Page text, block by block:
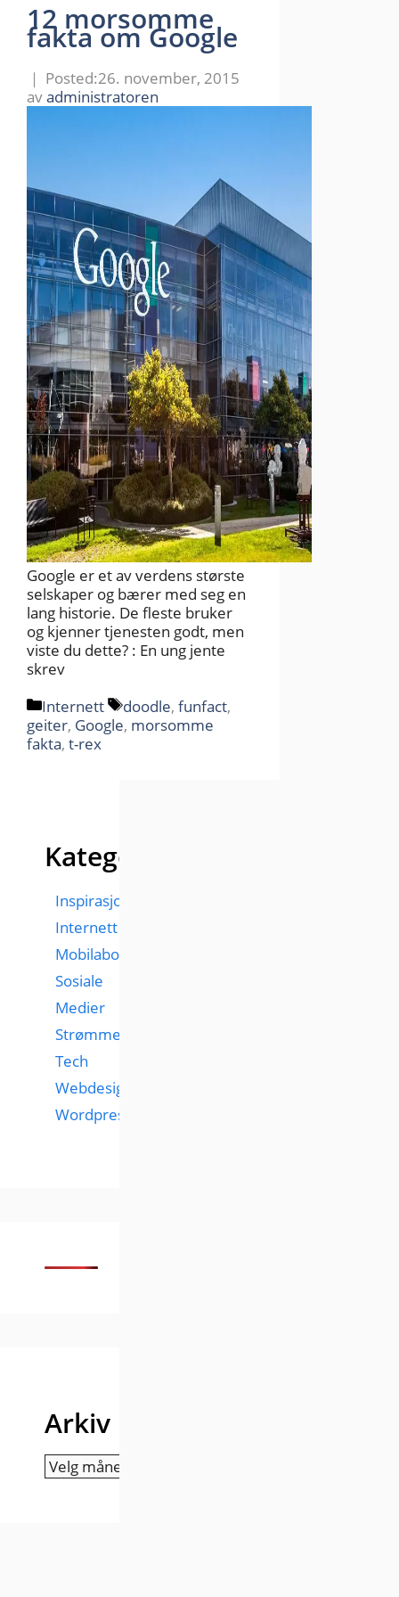
12 morsomme
fakta om Google
26. november, 2015
avadministratoren
Google er et av verdens største
selskaper og bærer med seg en
lang historie. De fleste bruker
og kjenner tjenesten godt, men
viste du dette? : En ung jente
skrev
Kategorier
Internett Stikkord
doodle, funfact,
geiter, Google, morsomme
fakta, t-rex
Kategorier
Inspirasjon
Internett
Mobilabonnementer
Sosiale
Medier
Strømmetjenester
Tech
Webdesign
Wordpress
Arkiv
Arkiv